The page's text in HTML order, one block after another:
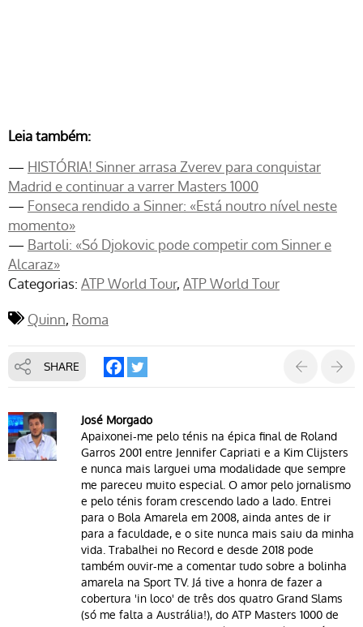
Leia também:
— HISTÓRIA! Sinner arrasa Zverev para conquistar
Madrid e continuar a varrer Masters 1000
— Fonseca rendido a Sinner: «Está noutro nível neste
momento»
— Bartoli: «Só Djokovic pode competir com Sinner e
Alcaraz»
Categorias: ATP World Tour ATP World Tour
Quinn Roma
SHARE
José Morgado
Apaixonei-me pelo ténis na épica final de Roland
Garros 2001 entre Jennifer Capriati e a Kim Clijsters
e nunca mais larguei uma modalidade que sempre
me pareceu muito especial. O amor pelo jornalismo
e pelo ténis foram crescendo lado a lado. Entrei
para o Bola Amarela em 2008, ainda antes de ir
para a faculdade, e o site nunca mais saiu da minha
vida. Trabalhei no Record e desde 2018 pode
também ouvir-me a comentar tudo sobre a bolinha
amarela na Sport TV. Já tive a honra de fazer a
cobertura 'in loco' de três dos quatro Grand Slams
(só me falta a Austrália!), do ATP Masters 1000 de